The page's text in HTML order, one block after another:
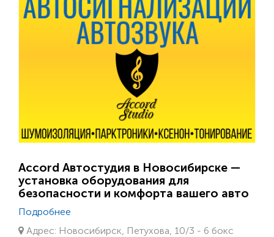
Accord Автостудия в Новосибирске —
установка оборудования для
безопасности и комфорта вашего авто
Подробнее
Адрес: Новосибирск, Петухова, 10/3 - 6 бокс